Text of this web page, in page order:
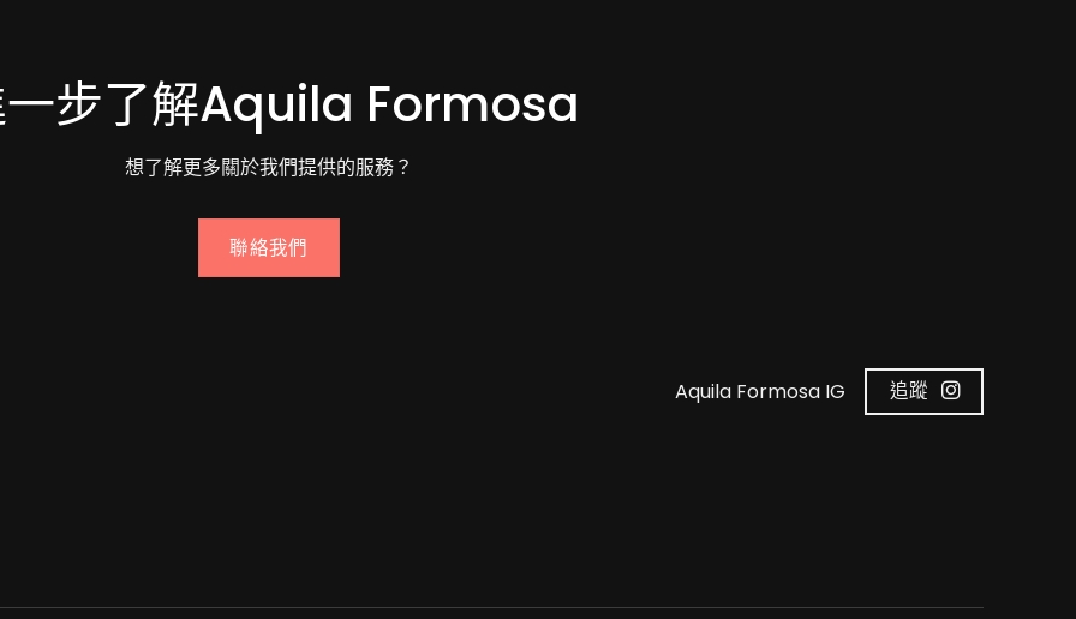
步了解Aquila Formosa
想了解更多關於我們提供的服務？
聯絡我們
Aquila Formosa IG 追蹤